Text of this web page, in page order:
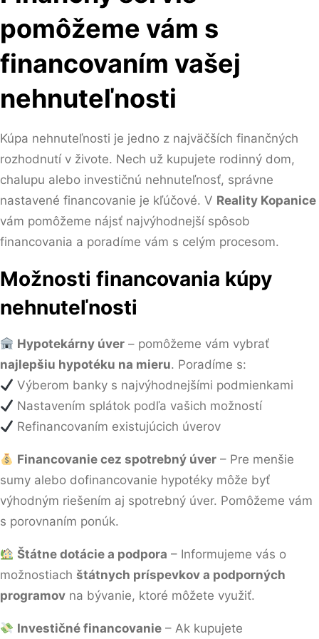
pomôžeme vám s
financovaním vašej
nehnuteľnosti
Kúpa nehnuteľnosti je jedno z najväčších finančných
rozhodnutí v živote. Nech už kupujete rodinný dom,
chalupu alebo investičnú nehnuteľnosť, správne
nastavené financovanie je kľúčové. V Reality Kopanice
vám pomôžeme nájsť najvýhodnejší spôsob
financovania a poradíme vám s celým procesom.
Možnosti financovania kúpy
nehnuteľnosti
Hypotekárny úver – pomôžeme vám vybrať
najlepšiu hypotéku na mieru. Poradíme s:
Výberom banky s najvýhodnejšími podmienkami
Nastavením splátok podľa vašich možností
Refinancovaním existujúcich úverov
Financovanie cez spotrebný úver – Pre menšie
sumy alebo dofinancovanie hypotéky môže byť
výhodným riešením aj spotrebný úver. Pomôžeme vám
s porovnaním ponúk.
Štátne dotácie a podpora – Informujeme vás o
možnostiach štátnych príspevkov a podporných
programov na bývanie, ktoré môžete využiť.
Investičné financovanie – Ak kupujete